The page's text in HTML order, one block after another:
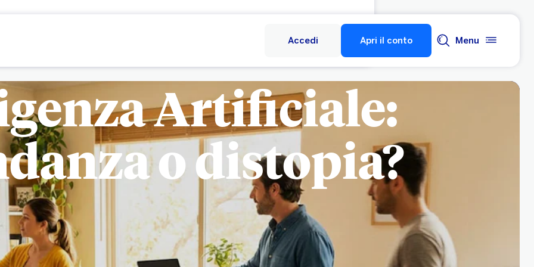
Accedi
Apri il conto Menu
Artificiale:
o distopia?